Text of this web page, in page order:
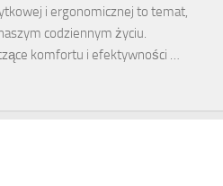
i ergonomicznej to temat,
codziennym życiu.
komfortu i efektywności …